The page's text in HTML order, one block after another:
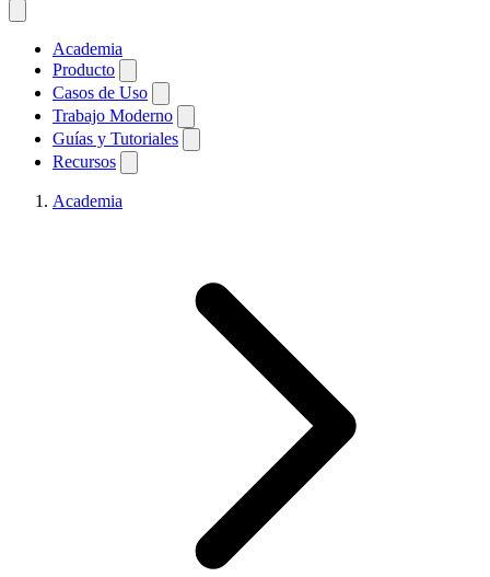
Academia
Producto
Casos de Uso
Trabajo Moderno
Guías y Tutoriales
Recursos
Academia